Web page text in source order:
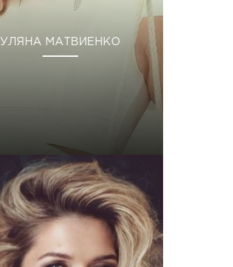
УЛЯНА МАТВИЕНКО